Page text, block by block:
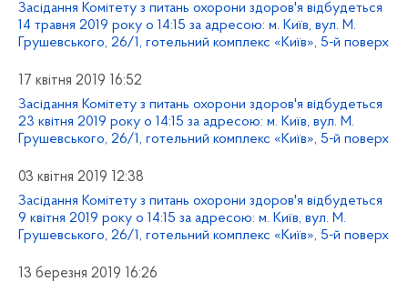
Засідання Комітету з питань охорони здоров'я відбудеться
14 травня 2019 року о 14:15 за адресою: м. Київ, вул. М.
Грушевського, 26/1, готельний комплекс «Київ», 5-й поверх
17 квітня 2019 16:52
Засідання Комітету з питань охорони здоров'я відбудеться
23 квітня 2019 року о 14:15 за адресою: м. Київ, вул. М.
Грушевського, 26/1, готельний комплекс «Київ», 5-й поверх
03 квітня 2019 12:38
Засідання Комітету з питань охорони здоров'я відбудеться
9 квітня 2019 року о 14:15 за адресою: м. Київ, вул. М.
Грушевського, 26/1, готельний комплекс «Київ», 5-й поверх
13 березня 2019 16:26